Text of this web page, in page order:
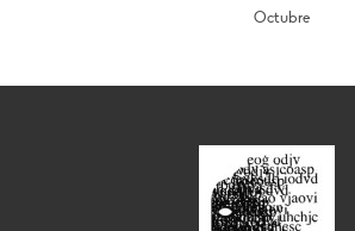
Octubre